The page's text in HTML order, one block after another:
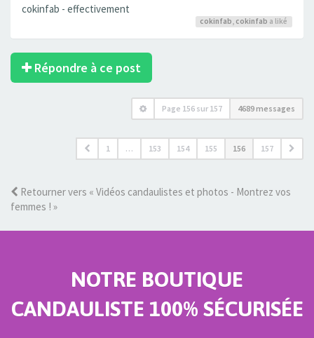
cokinfab - effectivement
cokinfab, cokinfab a liké
Répondre à ce post
Page 156 sur 157 4689 messages
1 … 153 154 155 156 157
Retourner vers « Vidéos candaulistes et photos - Montrez vos
femmes ! »
NOTRE BOUTIQUE
CANDAULISTE 100% SÉCURISÉE